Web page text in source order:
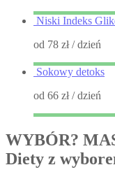
Niski Indeks
od 78 zł/ dzień
Sokowy detoks
od 66 zł/ dzień
WYBÓR?
Diety z